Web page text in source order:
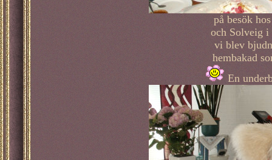
på besök
och Solveig i
vi blev
hembakad
En